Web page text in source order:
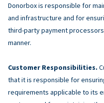
Donorbox is responsible for
and infrastructure and for
third-party payment
manner.
Customer Responsibilities.
that it is responsible for
requirements applicable to its